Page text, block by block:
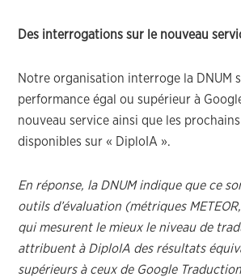
Des interrogations sur le nouveau
Notre organisation interroge la DNUM
performance égal ou supérieur à
nouveau service ainsi que les
disponibles sur « DiploIA ».
En réponse, la DNUM indique que ce
outils d’évaluation (métriques
qui mesurent le mieux le niveau de
attribuent à DiploIA des résultats
supérieurs à ceux de Google